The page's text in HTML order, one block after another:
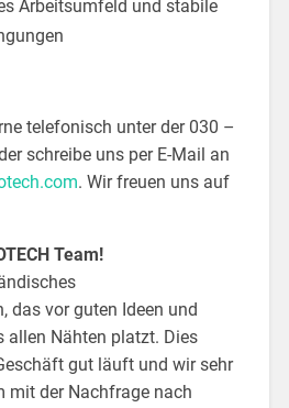
Arbeitsumfeld und stabile
telefonisch unter der 030 –
schreibe uns per E-Mail an
. Wir freuen uns auf
Team!
das vor guten Ideen und
allen Nähten platzt. Dies
gut läuft und wir sehr
mit der Nachfrage nach